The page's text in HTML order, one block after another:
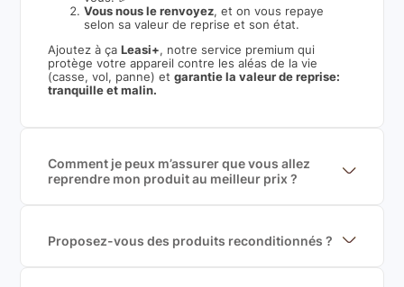
Vous nous le renvoyez, et on vous repaye
selon sa valeur de reprise et son état.
Ajoutez à ça Leasi+, notre service premium qui
protège votre appareil contre les aléas de la vie
(casse, vol, panne) etgarantie la valeur de reprise:
tranquille et malin.
Comment je peux m’assurer que vous allez
reprendre mon produit au meilleur prix ?
garantir le meilleur prix de rachat. De plus, nous
sommes rémunéré à la commission sur la valeur de
Proposez-vous des produits reconditionnés ?